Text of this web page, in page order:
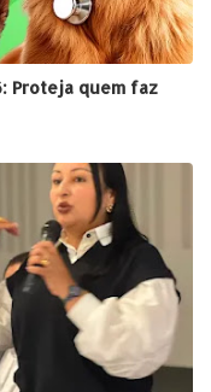
Proteja quem faz